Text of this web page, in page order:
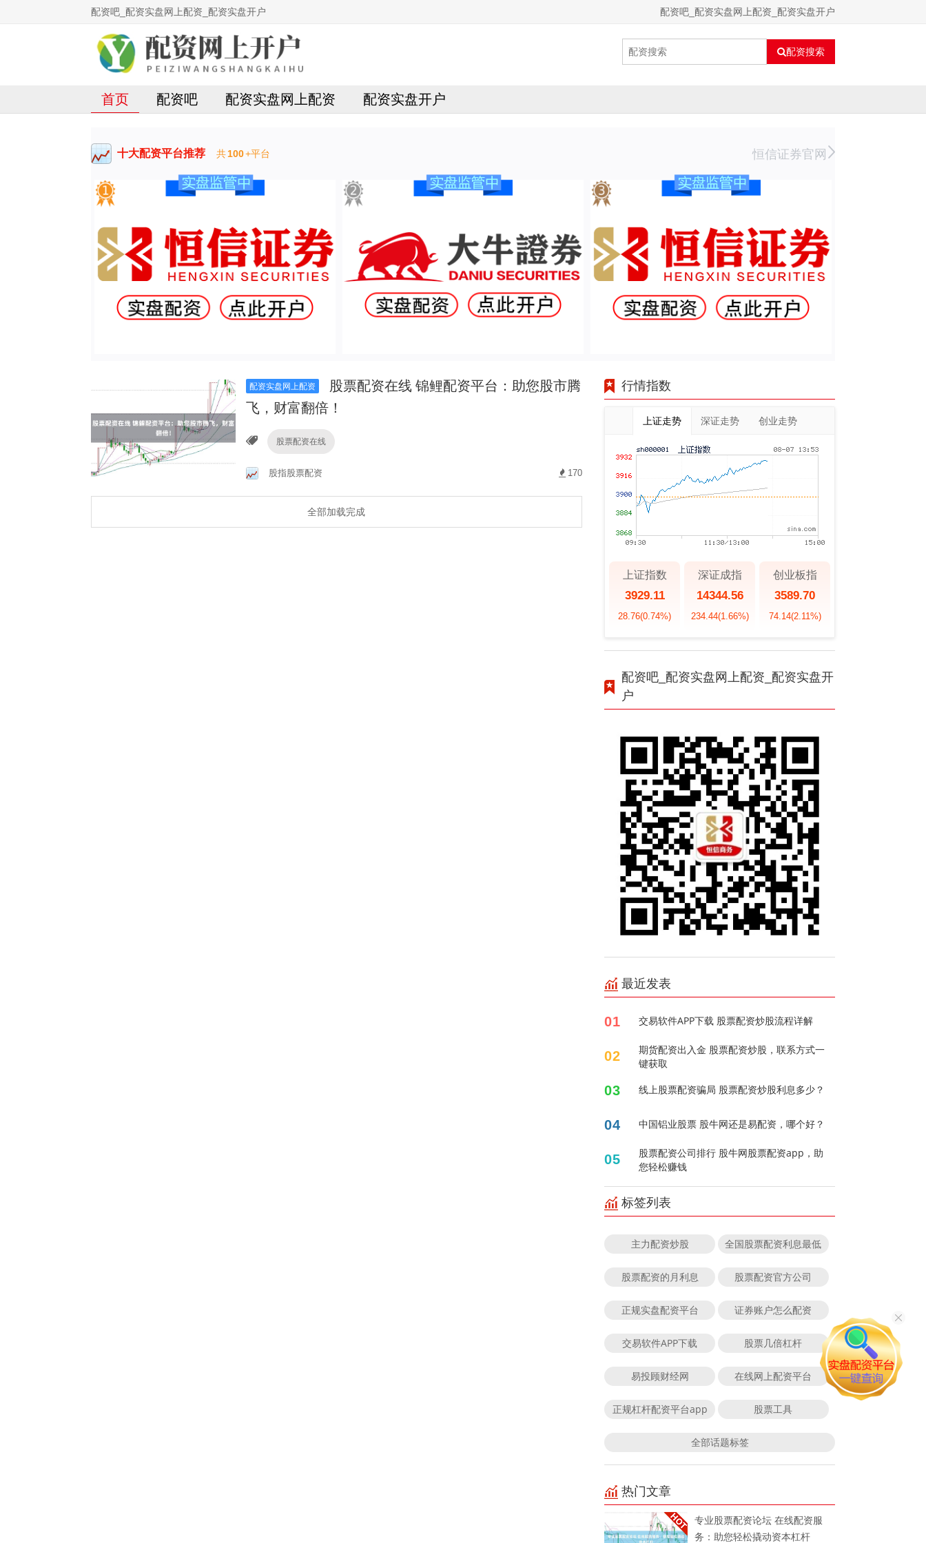
配资吧_配资实盘网上配资_配资实盘开户 配资吧_配资实盘网上配资_配资实盘开户
配资搜索
首页 配资吧 配资实盘网上配资 配资实盘开户
十大配资平台推荐 共100+平台 恒信证券官网
配资实盘网上配资
股票配资在线 锦鲤配资平台：助您股市腾
飞，财富翻倍！
股票配资在线
股指股票配资 170
全部加载完成
行情指数
上证走势 深证走势 创业走势
上证指数
3929.11
28.76(0.74%)
深证成指
14344.56
234.44(1.66%)
创业板指
3589.70
74.14(2.11%)
配资吧_配资实盘网上配资_配资实盘开
户
最近发表
01 交易软件APP下载 股票配资炒股流程详解
02
期货配资出入金 股票配资炒股，联系方式一
键获取
03 线上股票配资骗局 股票配资炒股利息多少？
04 中国铝业股票 股牛网还是易配资，哪个好？
05
股票配资公司排行 股牛网股票配资app，助
您轻松赚钱
标签列表
主力配资炒股 全国股票配资利息最低
股票配资的月利息 股票配资官方公司
正规实盘配资平台 证券账户怎么配资
交易软件APP下载 股票几倍杠杆
易投顾财经网 在线网上配资平台
正规杠杆配资平台app 股票工具
全部话题标签
热门文章
专业股票配资论坛 在线配资服
务：助您轻松撬动资本杠杆